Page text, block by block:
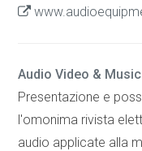
Audio Video & Music
Presentazione e
l'omonima rivista
audio applicate alla